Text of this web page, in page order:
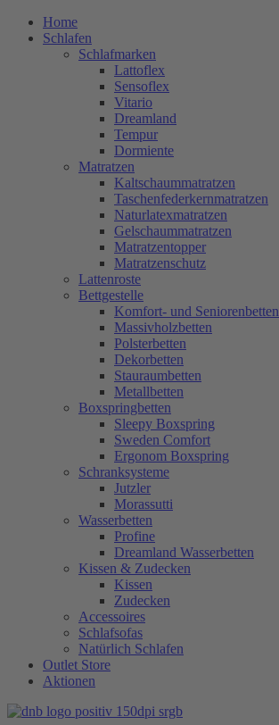
Home
Schlafen
Schlafmarken
Lattoflex
Sensoflex
Vitario
Dreamland
Tempur
Dormiente
Matratzen
Kaltschaummatratzen
Taschenfederkernmatratzen
Naturlatexmatratzen
Gelschaummatratzen
Matratzentopper
Matratzenschutz
Lattenroste
Bettgestelle
Komfort- und Seniorenbetten
Massivholzbetten
Polsterbetten
Dekorbetten
Stauraumbetten
Metallbetten
Boxspringbetten
Sleepy Boxspring
Sweden Comfort
Ergonom Boxspring
Schranksysteme
Jutzler
Morassutti
Wasserbetten
Profine
Dreamland Wasserbetten
Kissen & Zudecken
Kissen
Zudecken
Accessoires
Schlafsofas
Natürlich Schlafen
Outlet Store
Aktionen